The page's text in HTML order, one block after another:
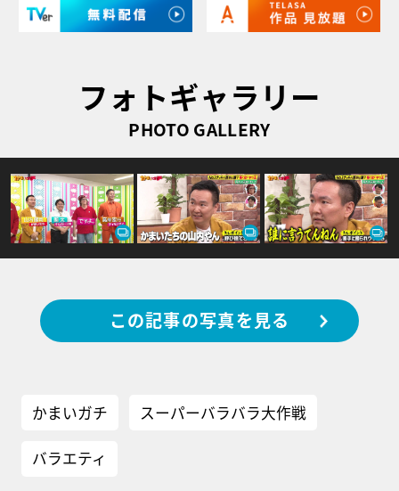
フォトギャラリー
PHOTO GALLERY
この記事の写真を見る
かまいガチ スーパーバラバラ大作戦
バラエティ